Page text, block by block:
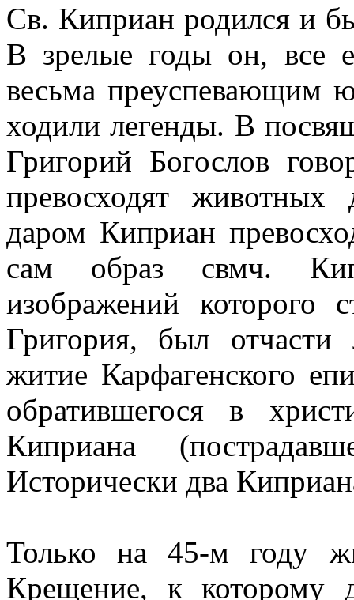
Св. Киприан родился и
В зрелые годы он, все
весьма преуспевающим
ходили легенды. В
Григорий Богослов
превосходят животных
даром Киприан
сам образ свмч.
изображений которого
Григория, был
житие Карфагенского
обратившегося в
Киприана
Исторически два
Только на 45-м году
Крещение, к которому